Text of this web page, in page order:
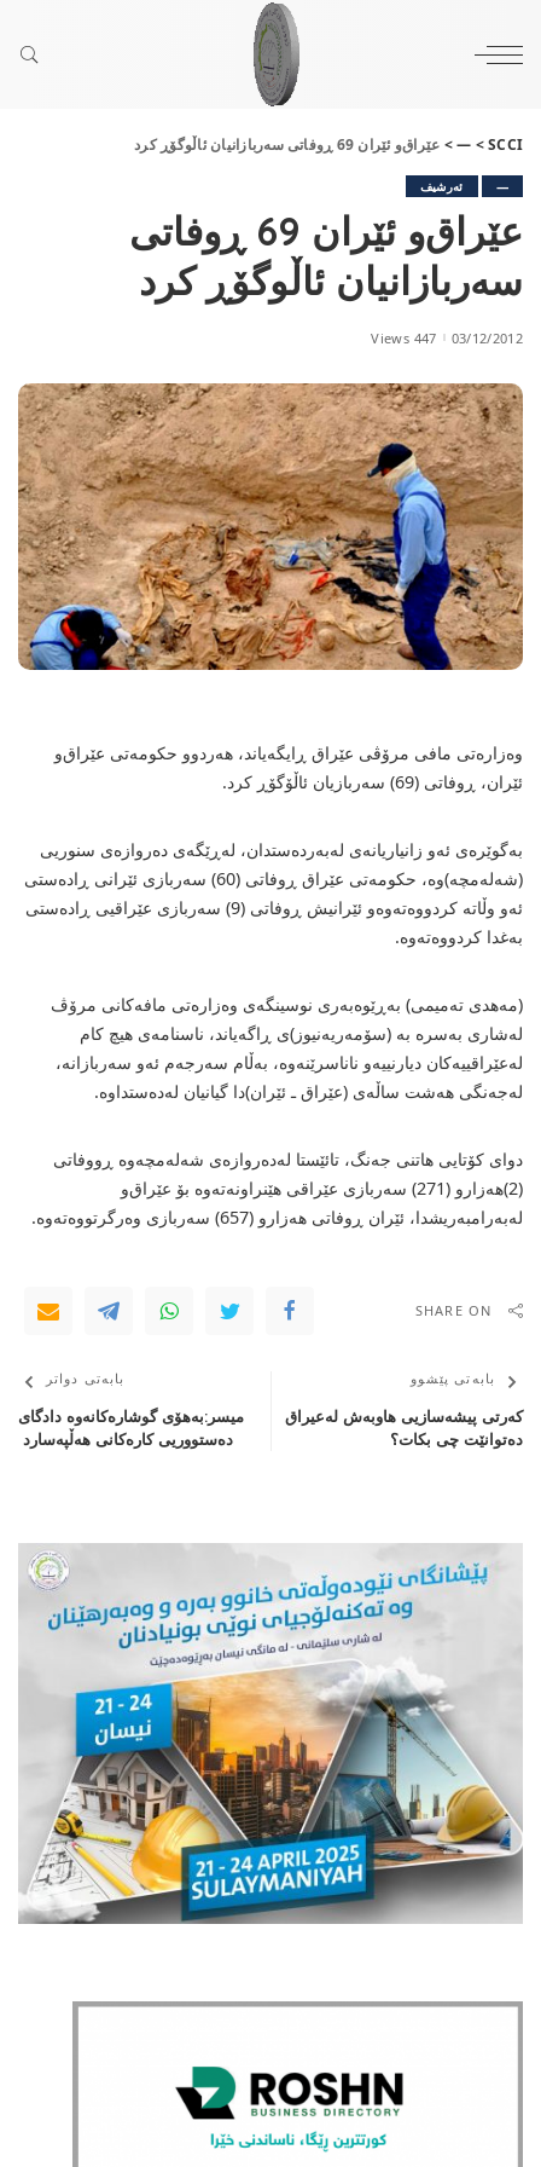
SCCI
>
—
> عێراق‌و ئێران 69 ڕوفاتی سه‌ربازانیان ئاڵوگۆڕ كرد
— ئەرشیف
عێراق‌و ئێران 69 ڕوفاتی
سه‌ربازانیان ئاڵوگۆڕ كرد
03/12/2012
447 Views
وه‌زاره‌تی مافی مرۆڤی عێراق ڕایگه‌یاند، هه‌ردوو حكومه‌تی‌ عێراق‌و
ئێران، ڕوفاتی (69) سه‌ربازیان ئاڵۆگۆڕ كرد.
به‌گوێره‌ی‌ ئه‌و زانیاریانه‌ی‌ له‌به‌رده‌ستدان، له‌ڕێگه‌ی ده‌روازه‌ی سنوریی
(شه‌له‌مچه‌)وه‌، حكومه‌تی عێراق ڕوفاتی (60) سه‌ربازی ئێرانی ڕاده‌ستی‌
ئه‌و وڵاته‌ كردووه‌ته‌وه‌و ئێرانیش ڕوفاتی‌ (9) سه‌ربازی عێراقیی ڕاده‌ستی‌
به‌غدا كردووه‌ته‌وه‌.
(مه‌هدی ته‌میمی) به‌ڕێوه‌به‌ری نوسینگه‌ی وه‌زاره‌تی مافه‌كانی مرۆڤ
له‌شاری به‌سره‌ به‌ (سۆمه‌ریه‌نیوز)ی ڕاگه‌یاند، ناسنامه‌ی هیچ كام
له‌عێراقییه‌كان دیارنییه‌و ناناسرێنه‌وه‌، به‌ڵام سه‌رجه‌م ئه‌و سه‌ربازانه‌،
له‌جه‌نگی هه‌شت ساڵه‌ی (عێراق ـ ئێران)دا گیانیان له‌ده‌ستداوه‌.
دوای كۆتایی هاتنی جه‌نگ، تائێستا له‌ده‌روازه‌ی شه‌له‌مچه‌وه‌ ڕووفاتی
(2)هه‌زارو (271) سه‌ربازی عێراقی هێنراونه‌ته‌وه‌ بۆ عێراق‌و
له‌به‌رامبه‌ریشدا، ئێران ڕوفاتی هه‌زارو (657) سه‌ربازی وه‌رگرتووه‌ته‌وه‌.
SHARE ON
بابەتی پێشوو
كه‌رتی‌ پیشه‌سازیی هاوبه‌ش له‌عیراق
ده‌توانێت چی بكات؟
بابەتی دواتر
میسر:به‌هۆی‌ گوشاره‌كانه‌وه‌ دادگای‌
ده‌ستووریی كاره‌كانی‌ هه‌ڵپه‌سارد ‌